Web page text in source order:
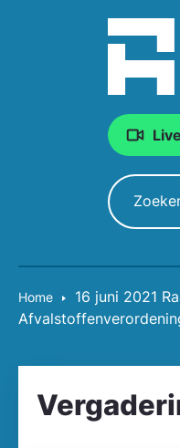
Zoeken
Home
16 juni 2021